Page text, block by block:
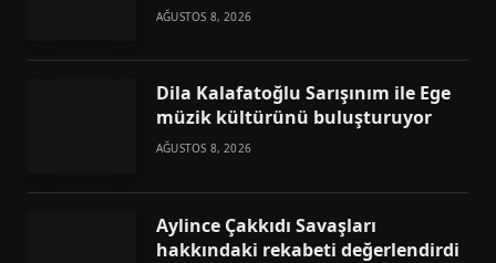
AĞUSTOS 8, 2026
Dila Kalafatoğlu Sarışınım ile Ege
müzik kültürünü buluşturuyor
AĞUSTOS 8, 2026
Aylince Çakkıdı Savaşları
hakkındaki rekabeti değerlendirdi